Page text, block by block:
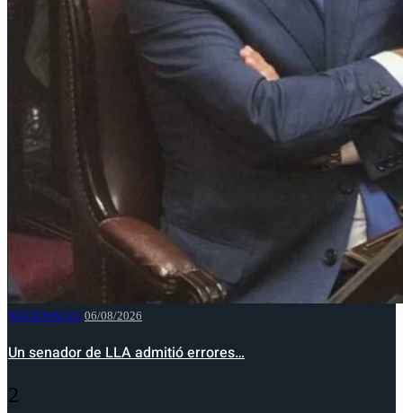
NACIONALES 06/08/2026
Un senador de LLA admitió errores…
2